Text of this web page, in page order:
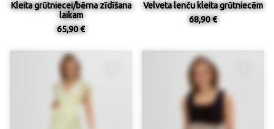
Kleita grūtniecei/bērna zīdīšana
laikam
65,90 €
Velveta lenču kleita grūtniecēm
68,90 €